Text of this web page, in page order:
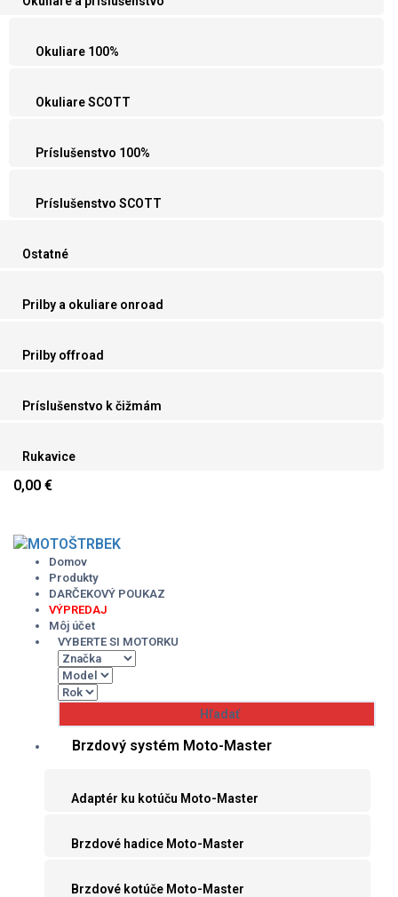
Okuliare 100%
Okuliare SCOTT
Príslušenstvo 100%
Príslušenstvo SCOTT
Ostatné
Prilby a okuliare onroad
Prilby offroad
Príslušenstvo k čižmám
Rukavice
0,00 €
contentDomov
Produkty
DARČEKOVÝ POUKAZ
VÝPREDAJ
Môj účet
VYBERTE SI MOTORKU
Brzdový systém Moto-Master
Adaptér ku kotúču Moto-Master
Brzdové hadice Moto-Master
Brzdové kotúče Moto-Master